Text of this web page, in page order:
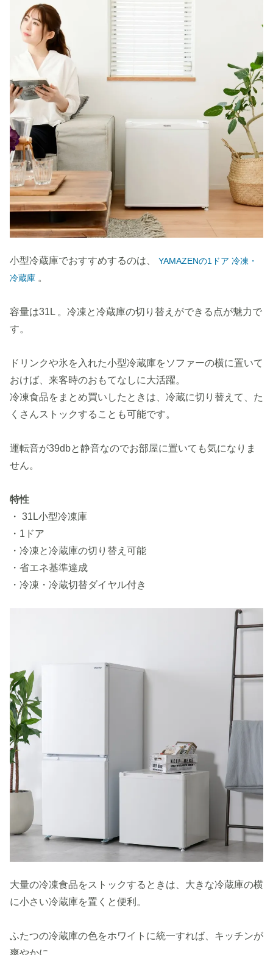
小型冷蔵庫でおすすめするのは、 YAMAZENの1ドア 冷凍・
冷蔵庫 。
容量は31L 。冷凍と冷蔵庫の切り替えができる点が魅力で
す。
ドリンクや氷を入れた小型冷蔵庫をソファーの横に置いて
おけば、来客時のおもてなしに大活躍。
冷凍食品をまとめ買いしたときは、冷蔵に切り替えて、た
くさんストックすることも可能です。
運転音が39dbと静音なのでお部屋に置いても気になりま
せん。
特性
・ 31L小型冷凍庫
・1ドア
・冷凍と冷蔵庫の切り替え可能
・省エネ基準達成
・冷凍・冷蔵切替ダイヤル付き
大量の冷凍食品をストックするときは、大きな冷蔵庫の横
に小さい冷蔵庫を置くと便利。
ふたつの冷蔵庫の色をホワイトに統一すれば、キッチンが
爽やかに。